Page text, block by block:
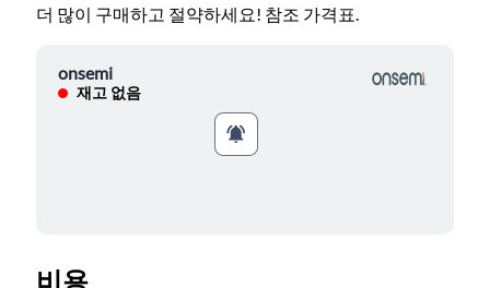
더 많이 구매하고 절약하세요! 참조 가격표.
onsemi
재고 없음
비용